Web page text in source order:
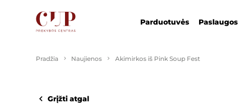
Parduotuvės Paslaugos
Pradžia Naujienos Akimirkos iš Pink Soup Fest
Grįžti atgal